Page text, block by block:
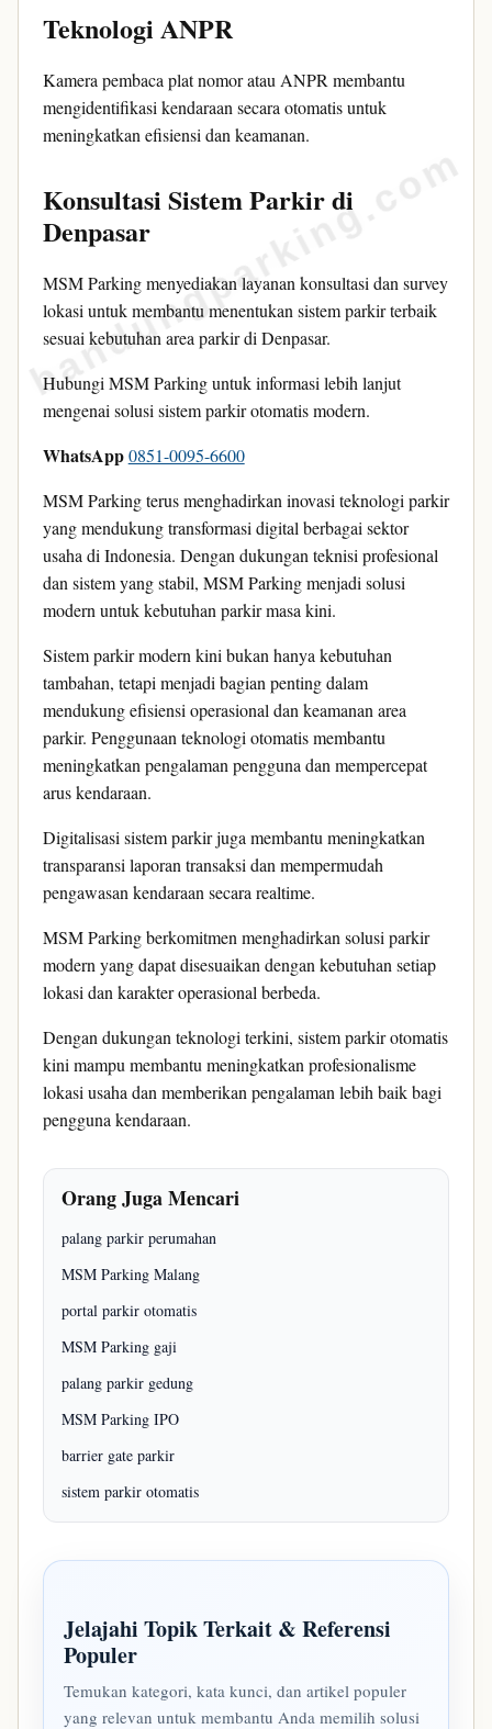
Teknologi ANPR
Kamera pembaca plat nomor atau ANPR membantu
mengidentifikasi kendaraan secara otomatis untuk
meningkatkan efisiensi dan keamanan.
Konsultasi Sistem Parkir di
Denpasar
MSM Parking menyediakan layanan konsultasi dan survey
lokasi untuk membantu menentukan sistem parkir terbaik
sesuai kebutuhan area parkir di Denpasar.
Hubungi MSM Parking untuk informasi lebih lanjut
mengenai solusi sistem parkir otomatis modern.
WhatsApp 0851-0095-6600
MSM Parking terus menghadirkan inovasi teknologi parkir
yang mendukung transformasi digital berbagai sektor
usaha di Indonesia. Dengan dukungan teknisi profesional
dan sistem yang stabil, MSM Parking menjadi solusi
modern untuk kebutuhan parkir masa kini.
Sistem parkir modern kini bukan hanya kebutuhan
tambahan, tetapi menjadi bagian penting dalam
mendukung efisiensi operasional dan keamanan area
parkir. Penggunaan teknologi otomatis membantu
meningkatkan pengalaman pengguna dan mempercepat
arus kendaraan.
Digitalisasi sistem parkir juga membantu meningkatkan
transparansi laporan transaksi dan mempermudah
pengawasan kendaraan secara realtime.
MSM Parking berkomitmen menghadirkan solusi parkir
modern yang dapat disesuaikan dengan kebutuhan setiap
lokasi dan karakter operasional berbeda.
Dengan dukungan teknologi terkini, sistem parkir otomatis
kini mampu membantu meningkatkan profesionalisme
lokasi usaha dan memberikan pengalaman lebih baik bagi
pengguna kendaraan.
Orang Juga Mencari
palang parkir perumahan
MSM Parking Malang
portal parkir otomatis
MSM Parking gaji
palang parkir gedung
MSM Parking IPO
barrier gate parkir
sistem parkir otomatis
Jelajahi Topik Terkait & Referensi
Populer
Temukan kategori, kata kunci, dan artikel populer
yang relevan untuk membantu Anda memilih solusi
bandungparking.com